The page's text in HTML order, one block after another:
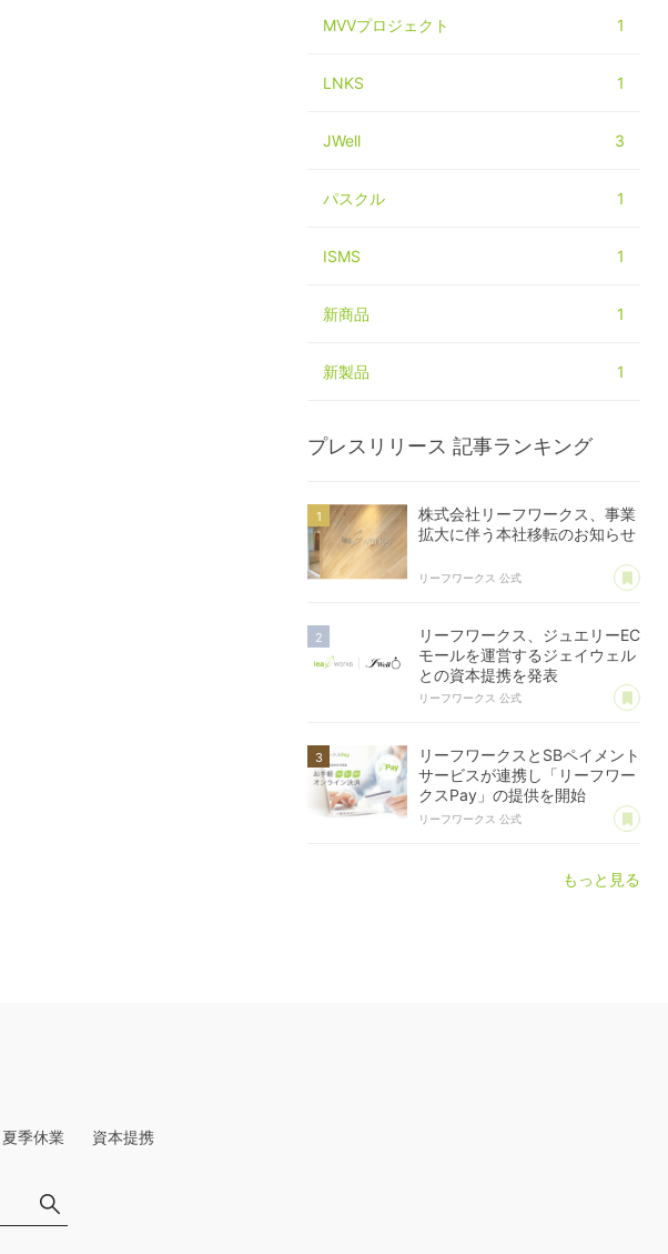
MVVプロジェクト 1
LNKS 1
JWell 3
パスクル 1
ISMS 1
新商品 1
新製品 1
プレスリリース 記事ランキング
株式会社リーフワークス、事業
拡大に伴う本社移転のお知らせ
リーフワークス 公式 あ
リーフワークス、ジュエリーEC
モールを運営するジェイウェル
との資本提携を発表
リーフワークス 公式 あ
リーフワークスとSBペイメント
サービスが連携し「リーフワー
クスPay」の提供を開始
リーフワークス 公式 あ
もっと見る
夏季休業 資本提携